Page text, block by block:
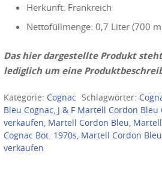
Herkunft: Frankreich
Nettofüllmenge: 0,7 Liter (700
Das hier dargestellte Produkt
lediglich um eine
Kategorie: Cognac Schlagwörter:
Bleu Cognac, J & F Martell Cordon Bleu
verkaufen, Martell Cordon Bleu,
Cognac Bot. 1970s, Martell Cordon
verkaufen